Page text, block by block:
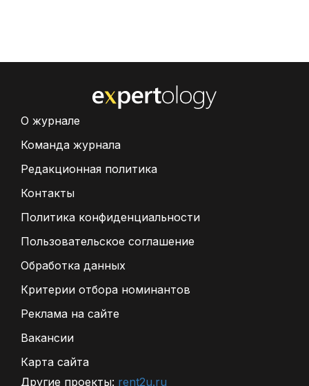
О журнале
Команда журнала
Редакционная политика
Контакты
Политика конфиденциальности
Пользовательское соглашение
Обработка данных
Критерии отбора номинантов
Реклама на сайте
Вакансии
Карта сайта
Другие проекты: rent2u.ru